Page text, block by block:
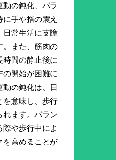
動の鈍化、バラ
手や指の震え
日常生活に支障
。また、筋肉の
時間の静止後に
の開始が困難に
の鈍化は、日
を意味し、歩行
れます。バラン
際や歩行中によ
を高めることが